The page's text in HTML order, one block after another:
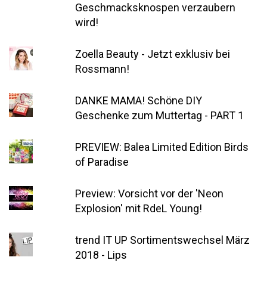
Geschmacksknospen verzaubern
wird!
Zoella Beauty - Jetzt exklusiv bei
Rossmann!
DANKE MAMA! Schöne DIY
Geschenke zum Muttertag - PART 1
PREVIEW: Balea Limited Edition Birds
of Paradise
Preview: Vorsicht vor der 'Neon
Explosion' mit RdeL Young!
trend IT UP Sortimentswechsel März
2018 - Lips